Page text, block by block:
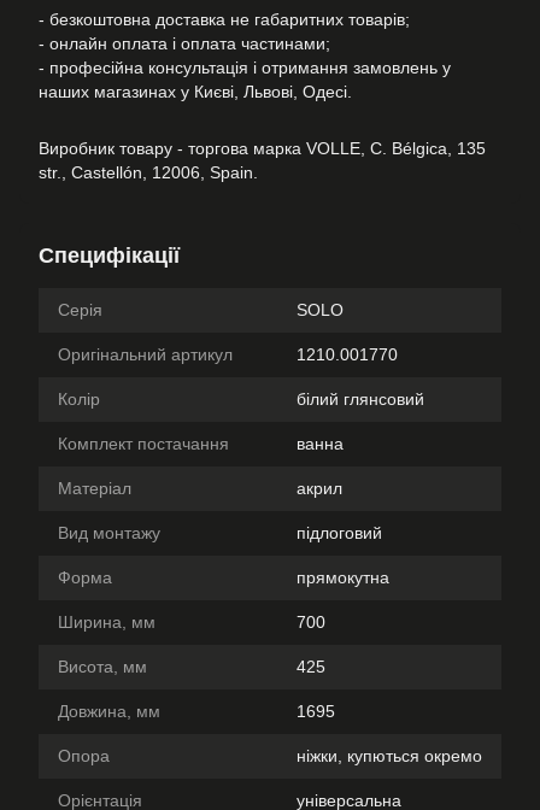
- безкоштовна доставка не габаритних товарів;
- онлайн оплата і оплата частинами;
- професійна консультація і отримання замовлень у
наших магазинах у Києві, Львові, Одесі.
Виробник товару - торгова марка VOLLE, C. Bélgica, 135
str., Castellón, 12006, Spain.
Специфікації
Серія SOLO
Оригінальний артикул 1210.001770
Колір білий глянсовий
Комплект постачання ванна
Матеріал акрил
Вид монтажу підлоговий
Форма прямокутна
Ширина, мм 700
Висота, мм 425
Довжина, мм 1695
Опора ніжки, купються окремо
Орієнтація універсальна